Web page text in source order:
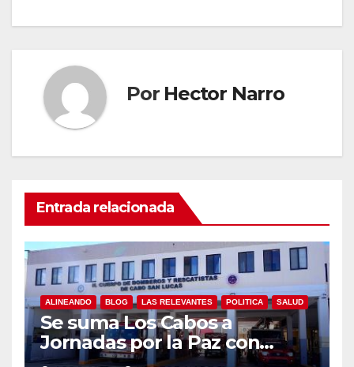
Por Hector Narro
Entrada relacionada
ALINEANDO BLOG LAS RELEVANTES POLITICA SALUD
Se suma Los Cabos a
Jornadas por la Paz con
capacitación en primeros